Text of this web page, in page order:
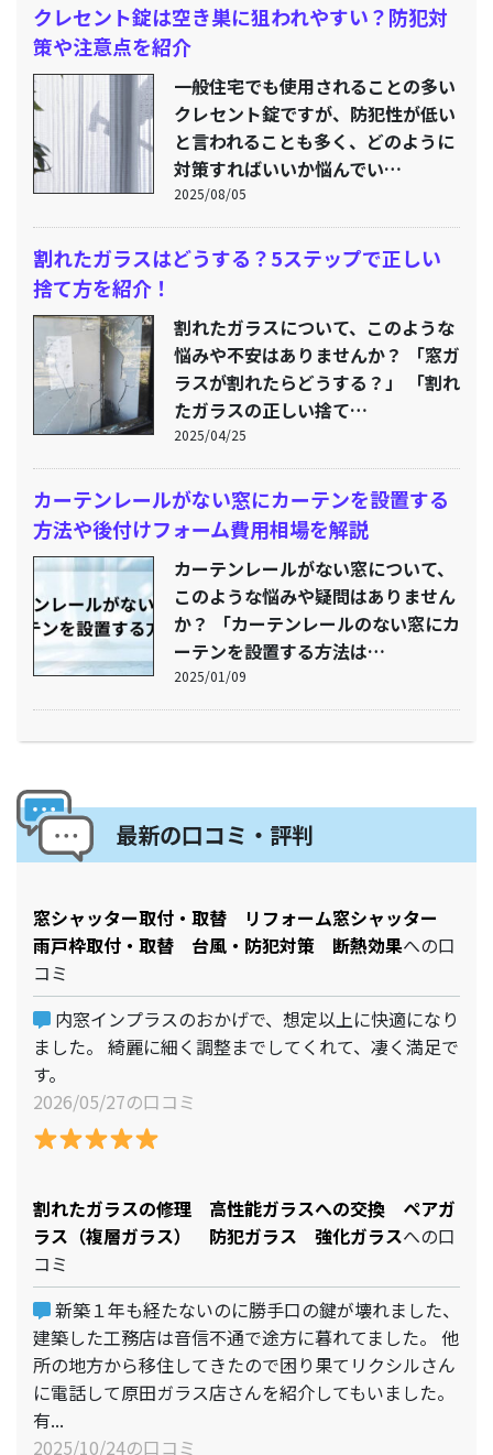
クレセント錠は空き巣に狙われやすい？防犯対
策や注意点を紹介
一般住宅でも使用されることの多い
クレセント錠ですが、防犯性が低い
と言われることも多く、どのように
対策すればいいか悩んでい…
2025/08/05
割れたガラスはどうする？5ステップで正しい
捨て方を紹介！
割れたガラスについて、このような
悩みや不安はありませんか？ 「窓ガ
ラスが割れたらどうする？」 「割れ
たガラスの正しい捨て…
2025/04/25
カーテンレールがない窓にカーテンを設置する
方法や後付けフォーム費用相場を解説
カーテンレールがない窓について、
このような悩みや疑問はありません
か？ 「カーテンレールのない窓にカ
ーテンを設置する方法は…
2025/01/09
最新の口コミ・評判
窓シャッター取付・取替 リフォーム窓シャッター
雨戸枠取付・取替 台風・防犯対策 断熱効果への口
コミ
内窓インプラスのおかげで、想定以上に快適になり
ました。 綺麗に細く調整までしてくれて、凄く満足で
す。
2026/05/27の口コミ
割れたガラスの修理 高性能ガラスへの交換 ペアガ
ラス（複層ガラス） 防犯ガラス 強化ガラスへの口
コミ
新築１年も経たないのに勝手口の鍵が壊れました、
建築した工務店は音信不通で途方に暮れてました。 他
所の地方から移住してきたので困り果てリクシルさん
に電話して原田ガラス店さんを紹介してもいました。
有...
2025/10/24の口コミ